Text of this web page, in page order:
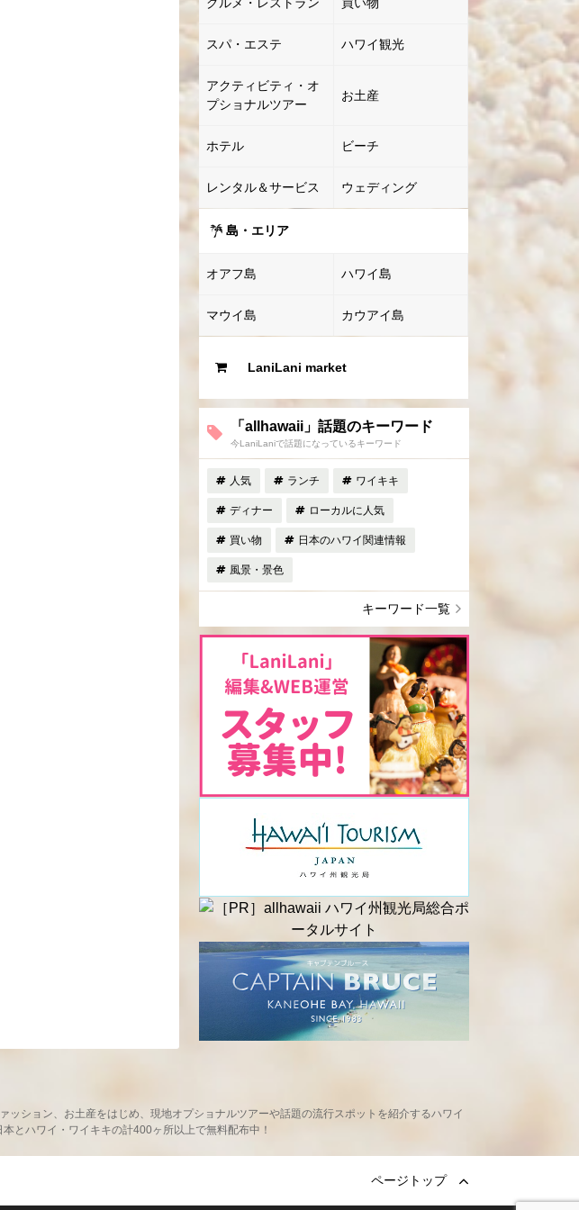
グルメ・レストラン 買い物
スパ・エステ ハワイ観光
アクティビティ・オ
プショナルツアー
お土産
ホテル ビーチ
レンタル＆サービス ウェディング
島・エリア
オアフ島 ハワイ島
マウイ島 カウアイ島
LaniLani market
「allhawaii」話題のキーワード
今LaniLaniで話題になっているキーワード
人気 ランチ ワイキキ
ディナー ローカルに人気
買い物 日本のハワイ関連情報
風景・景色
キーワード一覧
ション、お土産をはじめ、現地オプショナルツアーや話題の流行スポットを紹介するハワイ
とハワイ・ワイキキの計400ヶ所以上で無料配布中！
ページトップ